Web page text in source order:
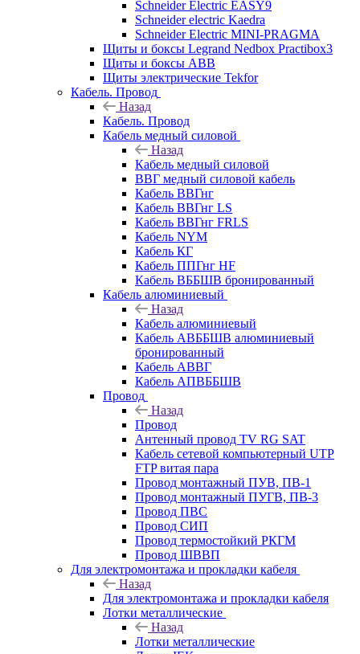
Schneider Electric EASY9
Schneider electric Kaedra
Schneider Electric MINI-PRAGMA
Щиты и боксы Legrand Nedbox Practibox3
Щиты и боксы ABB
Щиты электрические Tekfor
Кабель. Провод
Назад
Кабель. Провод
Кабель медный силовой
Назад
Кабель медный силовой
ВВГ медный силовой кабель
Кабель ВВГнг
Кабель ВВГнг LS
Кабель ВВГнг FRLS
Кабель NYM
Кабель КГ
Кабель ППГнг HF
Кабель ВББШВ бронированный
Кабель алюминиевый
Назад
Кабель алюминиевый
Кабель АВББШВ алюминиевый
бронированный
Кабель АВВГ
Кабель АПВББШВ
Провод
Назад
Провод
Антенный провод TV RG SAT
Кабель сетевой компьютерный UTP
FTP витая пара
Провод монтажный ПУВ, ПВ-1
Провод монтажный ПУГВ, ПВ-3
Провод ПВС
Провод СИП
Провод термостойкий РКГМ
Провод ШВВП
Для электромонтажа и прокладки кабеля
Назад
Для электромонтажа и прокладки кабеля
Лотки металлические
Назад
Лотки металлические